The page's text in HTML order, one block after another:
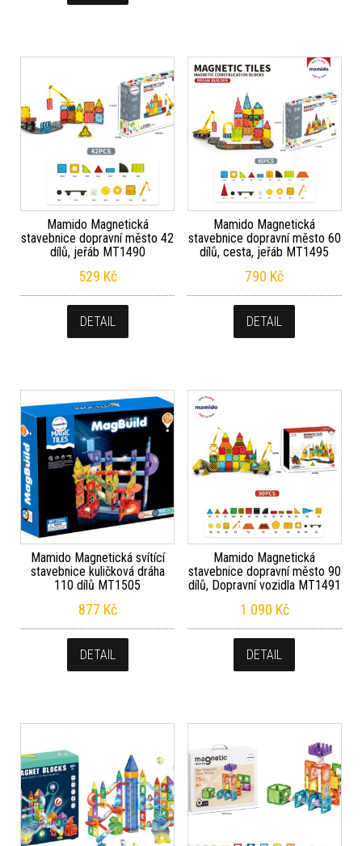
Mamido Magnetická
stavebnice dopravní město 42
dílů, jeřáb MT1490
529 Kč
DETAIL
Mamido Magnetická
stavebnice dopravní město 60
dílů, cesta, jeřáb MT1495
790 Kč
DETAIL
Mamido Magnetická svítící
stavebnice kuličková dráha
110 dílů MT1505
877 Kč
DETAIL
Mamido Magnetická
stavebnice dopravní město 90
dílů, Dopravní vozidla MT1491
1 090 Kč
DETAIL